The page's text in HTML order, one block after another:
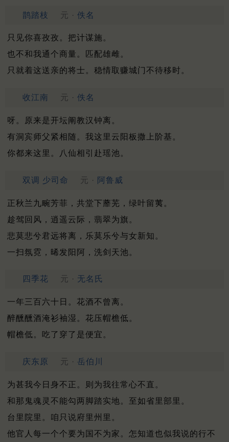
鹊踏枝 元 · 佚名
只见你喜孜孜。把计谋施。
也不和我通个商量。匹配雄雌。
只就着这送亲的将士。稳情取赚城门不待移时。
收江南 元 · 佚名
呀。原来是开坛阐教汉钟离。
有洞宾师父紧相随。我这里云阳板撒上阶基。
你都来这里。八仙相引赴瑶池。
双调 少司命 元 · 阿鲁威
正秋兰九畹芳菲，共堂下蘼芜，绿叶留荑。
趁驾回风，逍遥云际，翡翠为旗。
悲莫悲兮君远将离，乐莫乐兮与女新知。
一扫氛霓，晞发阳阿，洗剑天池。
四季花 元 · 无名氏
一年三百六十日。花酒不曾离。
醉醺醺酒淹衫袖湿。花压帽檐低。
帽檐低。吃了穿了是便宜。
庆东原 元 · 岳伯川
为甚我今日身不正。则为我往常心不直。
和那鬼魂灵不能勾两脚踏实地。至如省里部里。
台里院里。咱只说府里州里。
他官人每一个个要为国不为家。怎知道也似我说的行不